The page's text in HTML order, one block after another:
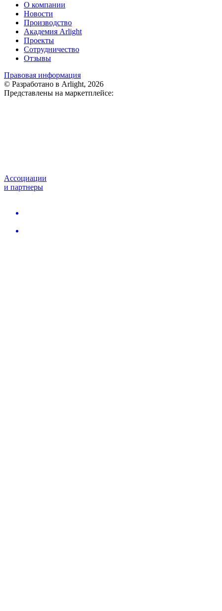
О компании
Новости
Производство
Академия Arlight
Проекты
Сотрудничество
Отзывы
Правовая информация
© Разработано в Arlight, 2026
Представлены на маркетплейсе:
Ассоциации
и партнеры